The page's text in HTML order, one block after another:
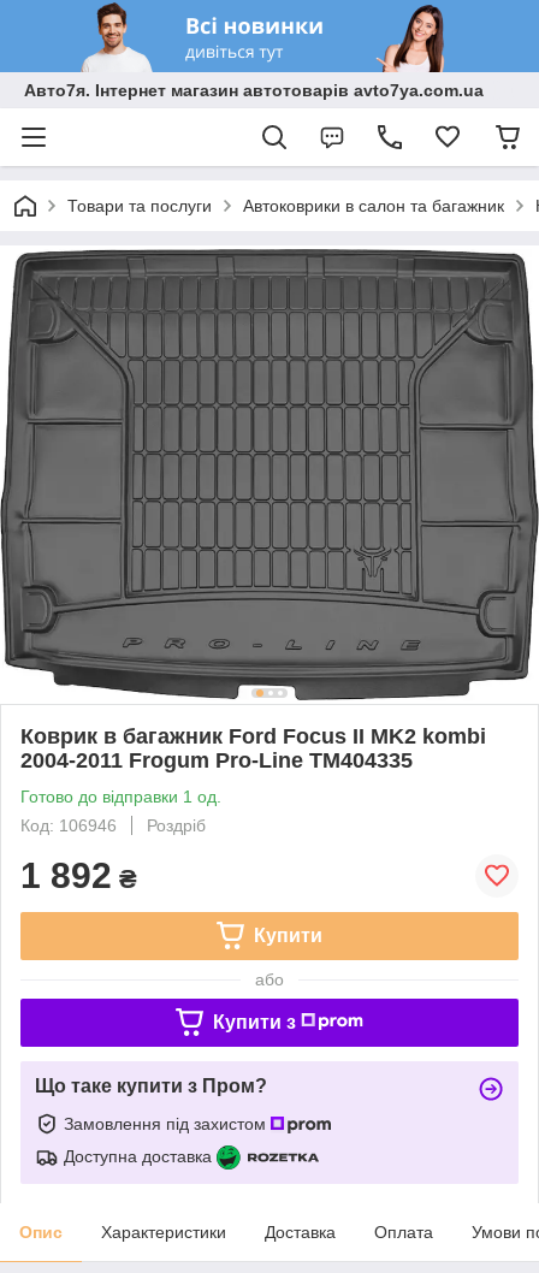
Авто7я. Інтернет магазин автотоварів avto7ya.com.ua
Товари та послуги Автоковрики в салон та багажник
Коврик в багажник Ford Focus II MK2 kombi
2004-2011 Frogum Pro-Line TM404335
Готово до відправки 1 од.
Код: 106946
Роздріб
1 892 ₴
Купити
або
Купити з
Що таке купити з Пром?
Замовлення під захистом
Доступна доставка
Опис Характеристики Доставка Оплата Умови